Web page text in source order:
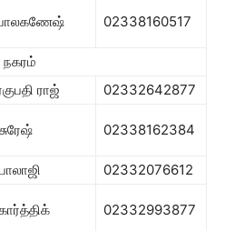
பாலகணேஷ் 02338160517
ராஜ்
02332642877
02338162384
02332076612
02332993877